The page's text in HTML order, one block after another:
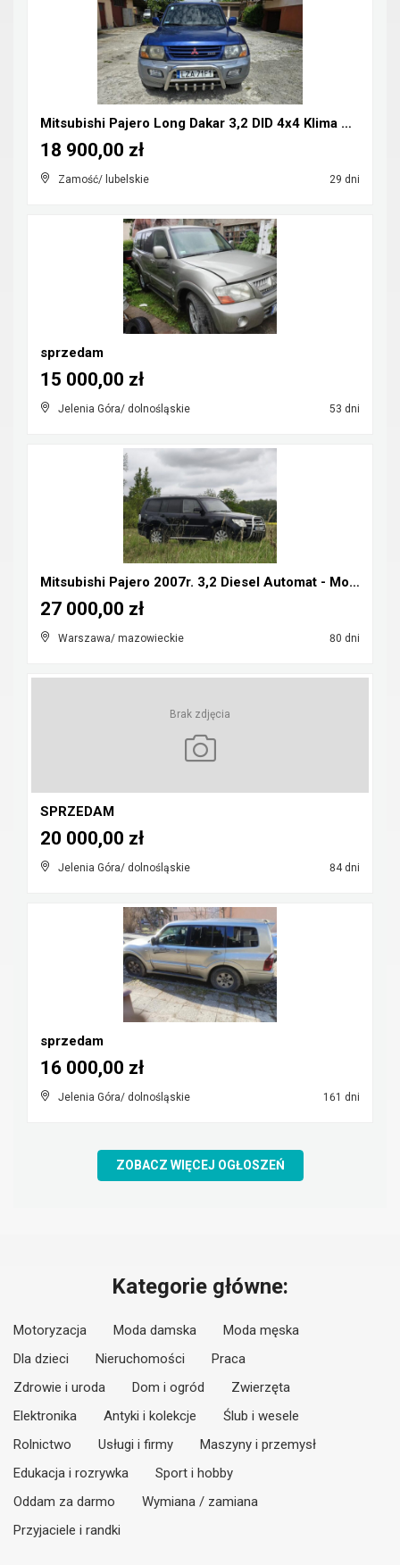
Mitsubishi Pajero Long Dakar 3,2 DID 4x4 Klima CB-...
Zamość/ lubelskie 29 dni
18 900,00 zł
sprzedam
Jelenia Góra/ dolnośląskie 53 dni
15 000,00 zł
Mitsubishi Pajero 2007r. 3,2 Diesel Automat - Możl...
Warszawa/ mazowieckie 80 dni
27 000,00 zł
Brak zdjęcia
SPRZEDAM
Jelenia Góra/ dolnośląskie 84 dni
20 000,00 zł
sprzedam
Jelenia Góra/ dolnośląskie 161 dni
16 000,00 zł
ZOBACZ WIĘCEJ OGŁOSZEŃ
Kategorie główne:
Motoryzacja Moda damska
Moda męska
Dla dzieci
Nieruchomości
Praca
Zdrowie i uroda
Dom i ogród
Zwierzęta
Elektronika
Antyki i kolekcje
Ślub i wesele
Rolnictwo
Usługi i firmy
Maszyny i przemysł
Edukacja i rozrywka
Sport i hobby
Oddam za darmo
Wymiana / zamiana
Przyjaciele i randki